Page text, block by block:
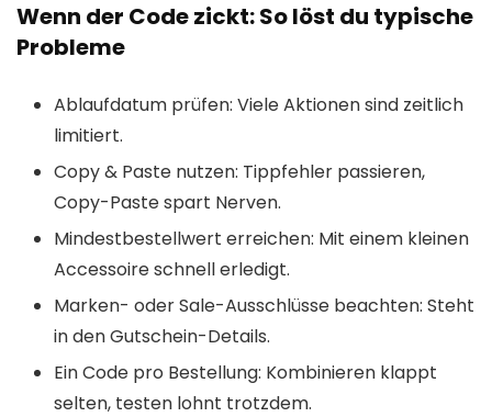
Wenn der Code zickt: So löst du typische
Probleme
Ablaufdatum prüfen: Viele Aktionen sind zeitlich
limitiert.
Copy & Paste nutzen: Tippfehler passieren,
Copy-Paste spart Nerven.
Mindestbestellwert erreichen: Mit einem kleinen
Accessoire schnell erledigt.
Marken- oder Sale-Ausschlüsse beachten: Steht
in den Gutschein-Details.
Ein Code pro Bestellung: Kombinieren klappt
selten, testen lohnt trotzdem.